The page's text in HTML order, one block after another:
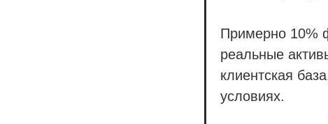
Примерно 10%
реальные
клиентская
условиях.